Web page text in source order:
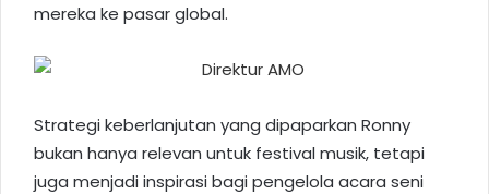
mereka ke pasar global.
Strategi keberlanjutan yang dipaparkan Ronny
bukan hanya relevan untuk festival musik, tetapi
juga menjadi inspirasi bagi pengelola acara seni